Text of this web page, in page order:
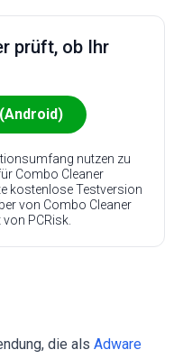
prüft, ob Ihr
(Android)
nutzen zu
Combo Cleaner
kostenlose Testversion
von Combo Cleaner
PCRisk.
die als Adware